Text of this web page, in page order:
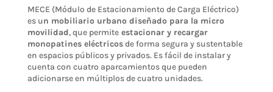
MECE (Módulo de Estacionamiento de Carga Eléctrico)
es un mobiliario urbano diseñado para la micro
movilidad, que permiteestacionar y recargar
monopatines eléctricosde forma segura y sustentable
en espacios públicos y privados. Es fácil de instalar y
cuenta con cuatro aparcamientos que pueden
adicionarse en múltiplos de cuatro unidades.